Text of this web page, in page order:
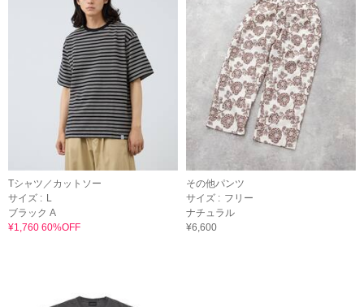
Tシャツ／カットソー
サイズ : L
ブラック A
¥1,760 60%OFF
その他パンツ
サイズ : フリー
ナチュラル
¥6,600